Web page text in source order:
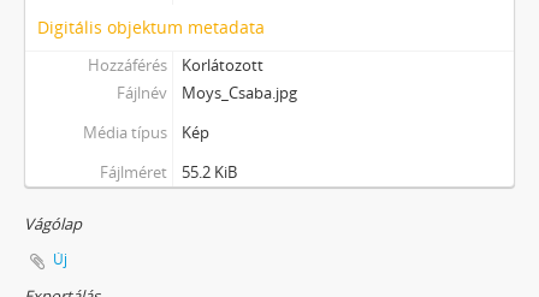
Digitális objektum metadata
Hozzáférés
Korlátozott
Fájlnév
Moys_Csaba.jpg
Média típus
Kép
Fájlméret
55.2 KiB
Vágólap
Új